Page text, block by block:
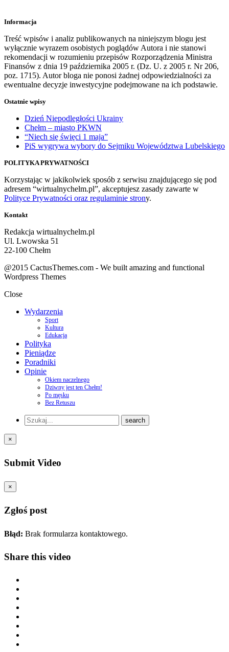
Informacja
Treść wpisów i analiz publikowanych na niniejszym blogu jest
wyłącznie wyrazem osobistych poglądów Autora i nie stanowi
rekomendacji w rozumieniu przepisów Rozporządzenia Ministra
Finansów z dnia 19 października 2005 r. (Dz. U. z 2005 r. Nr 206,
poz. 1715). Autor bloga nie ponosi żadnej odpowiedzialności za
ewentualne decyzje inwestycyjne podejmowane na ich podstawie.
Ostatnie wpisy
Dzień Niepodległości Ukrainy
Chełm – miasto PKWN
“Niech się święci 1 maja”
PiS wygrywa wybory do Sejmiku Województwa Lubelskiego
POLITYKA PRYWATNOŚCI
Korzystając w jakikolwiek sposób z serwisu znajdującego się pod
adresem “wirtualnychelm.pl”, akceptujesz zasady zawarte w
Polityce Prywatności oraz regulaminie strony.
Kontakt
Redakcja wirtualnychelm.pl
Ul. Lwowska 51
22-100 Chełm
@2015 CactusThemes.com - We built amazing and functional
Wordpress Themes
Close
Wydarzenia
Sport
Kultura
Edukacja
Polityka
Pieniądze
Poradniki
Opinie
Okiem naczelnego
Dziwny jest ten Chełm!
Po męsku
Bez Retuszu
×
Submit Video
×
Zgłoś post
Błąd: Brak formularza kontaktowego.
Share this video